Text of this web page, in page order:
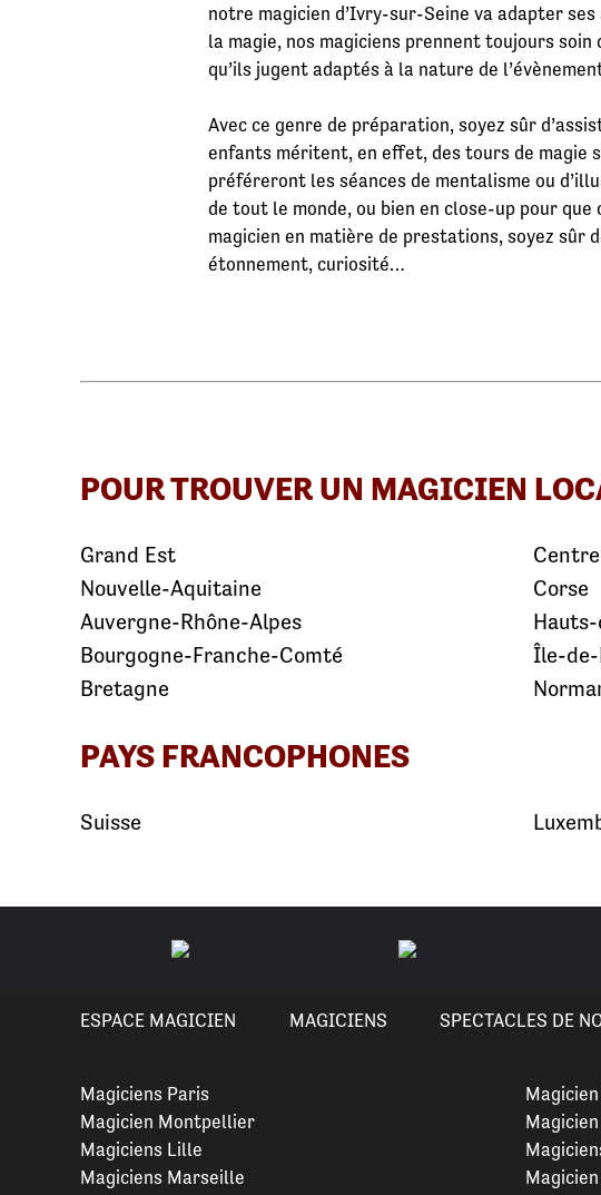
notre magicien d’Ivry-sur-Seine va adapter
la magie, nos magiciens prennent toujours
qu’ils jugent adaptés à la nature de
Avec ce genre de préparation, soyez sûr
enfants méritent, en effet, des tours de magie
préféreront les séances de mentalisme ou
de tout le monde, ou bien en close-up pour
magicien en matière de prestations, soyez sûr
étonnement, curiosité…
POUR TROUVER UN MAGICIEN
Grand Est
Nouvelle-Aquitaine
Auvergne-Rhône-Alpes
Bourgogne-Franche-Comté
Bretagne
Corse
Île-de-
PAYS FRANCOPHONES
Suisse
ESPACE MAGICIEN MAGICIENS SPECTACLES DE
Magiciens Paris
Magicien Montpellier
Magiciens Lille
Magiciens Marseille